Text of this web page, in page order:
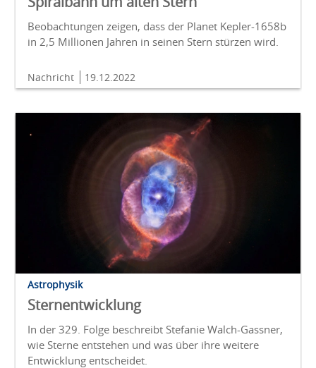
Beobachtungen zeigen, dass der Planet Kepler-1658b
in 2,5 Millionen Jahren in seinen Stern stürzen wird.
Nachricht 19.12.2022
Astrophysik
Sternentwicklung
In der 329. Folge beschreibt Stefanie Walch-Gassner,
wie Sterne entstehen und was über ihre weitere
Entwicklung entscheidet.